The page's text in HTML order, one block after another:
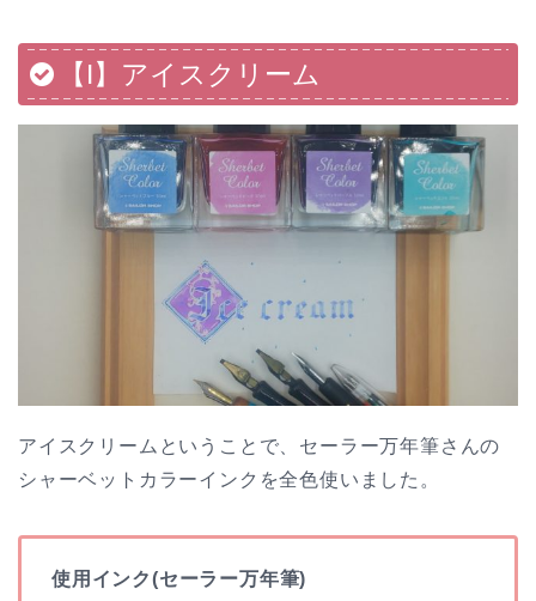
【I】アイスクリーム
アイスクリームということで、セーラー万年筆さんの
シャーベットカラーインクを全色使いました。
使用インク(セーラー万年筆)